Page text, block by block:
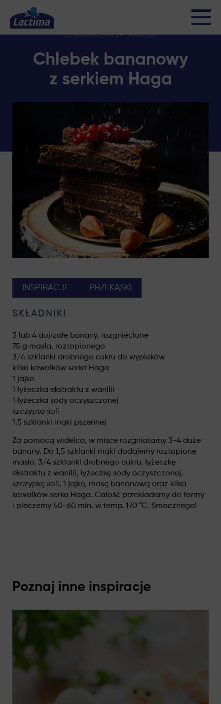
SEROWE INSPIRACJE
Chlebek bananowy
z serkiem Haga
SKŁADNIKI
3 lub 4 dojrzałe banany, rozgniecione
75 g masła, roztopionego
3/4 szklanki drobnego cukru do wypieków
kilka kawałków serka Haga
1 jajko
1 łyżeczka ekstraktu z wanilii
1 łyżeczka sody oczyszczonej
szczypta soli
1,5 szklanki mąki pszennej
INSPIRACJE PRZEKĄSKI
Za pomocą widelca, w misce rozgniatamy 3-4 duże
banany. Do 1,5 szklanki mąki dodajemy roztopione
masło, 3/4 szklanki drobnego cukru, łyżeczkę
ekstraktu z wanilii, łyżeczkę sody oczyszczonej,
szczypkę soli, 1 jajko, masę bananową oraz kilka
kawałków serka Haga. Całość przekładamy do formy
i pieczemy 50-60 min. w temp. 170 °C. Smacznego!
Poznaj inne inspiracje